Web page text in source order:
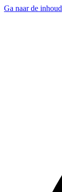
Ga naar de inhoud